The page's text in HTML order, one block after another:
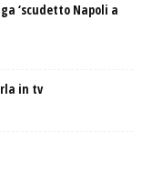
‘scudetto Napoli a
in tv